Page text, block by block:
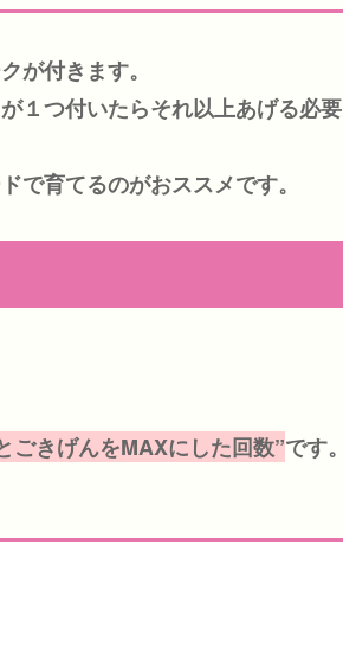
が付きます。
１つ付いたらそれ以上あげる必要
で育てるのがおススメです。
ごきげんをMAXにした回数”です。